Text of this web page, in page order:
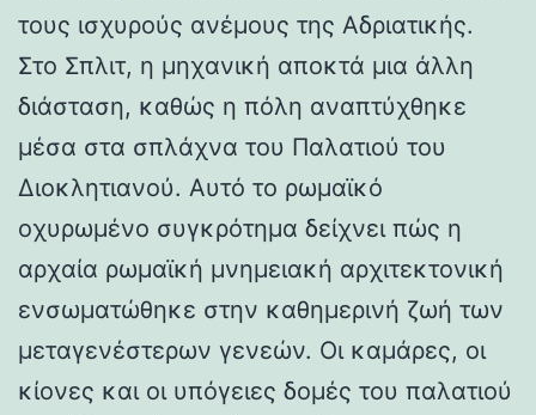
τους ισχυρούς ανέμους της Αδριατικής.
Στο Σπλιτ, η μηχανική αποκτά μια άλλη
διάσταση, καθώς η πόλη αναπτύχθηκε
μέσα στα σπλάχνα του Παλατιού του
Διοκλητιανού. Αυτό το ρωμαϊκό
οχυρωμένο συγκρότημα δείχνει πώς η
αρχαία ρωμαϊκή μνημειακή αρχιτεκτονική
ενσωματώθηκε στην καθημερινή ζωή των
μεταγενέστερων γενεών. Οι καμάρες, οι
κίονες και οι υπόγειες δομές του παλατιού